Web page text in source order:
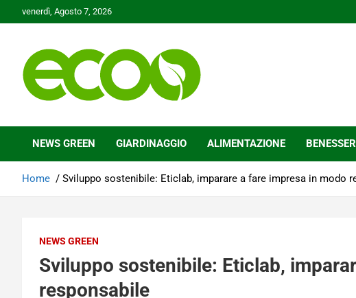
to
venerdì, Agosto 7, 2026
Ecoo.it
NEWS GREEN GIARDINAGGIO ALIMENTAZIONE
Home Sviluppo sostenibile: Eticlab, imparare a fare impresa in modo
NEWS GREEN
Sviluppo sostenibile: Eticlab,
responsabile